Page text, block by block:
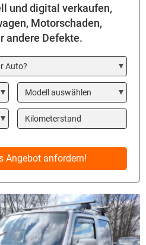
und digital verkaufen,
Motorschaden,
andere Defekte.
Auto?
Modell
Kilometerstand
Angebot anfordern!